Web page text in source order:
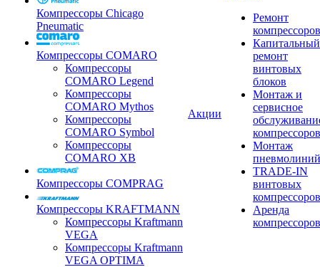
Компрессоры Chicago
Pneumatic
Компрессоры COMARO
Компрессоры
COMARO Legend
Компрессоры
COMARO Mythos
Компрессоры
COMARO Symbol
Компрессоры
COMARO XB
Компрессоры COMPRAG
Компрессоры KRAFTMANN
Компрессоры Kraftmann
VEGA
Компрессоры Kraftmann
VEGA OPTIMA
Акции
Ремонт
компрессоров
Капитальный
ремонт
винтовых
блоков
Монтаж и
сервисное
компрессоров
Монтаж
пневмолиний
TRADE-IN
винтовых
компрессоров
Аренда
компрессоров